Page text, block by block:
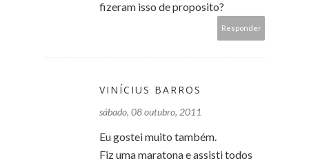
fizeram isso de proposito?
Responder
VINÍCIUS BARROS
sábado, 08 outubro, 2011
Eu gostei muito também.
Fiz uma maratona e assisti todos